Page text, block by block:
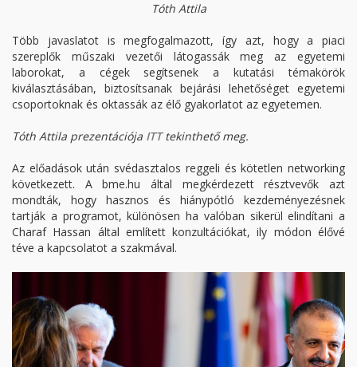
Tóth Attila
Több javaslatot is megfogalmazott, így azt, hogy a piaci
szereplők műszaki vezetői látogassák meg az egyetemi
laborokat, a cégek segítsenek a kutatási témakörök
kiválasztásában, biztosítsanak bejárási lehetőséget egyetemi
csoportoknak és oktassák az élő gyakorlatot az egyetemen.
Tóth Attila prezentációja ITTtekinthető meg.
Az előadások után svédasztalos reggeli és kötetlen networking
következett. A bme.hu által megkérdezett résztvevők azt
mondták, hogy hasznos és hiánypótló kezdeményezésnek
tartják a programot, különösen ha valóban sikerül elindítani a
Charaf Hassan által említett konzultációkat, ily módon élővé
téve a kapcsolatot a szakmával.